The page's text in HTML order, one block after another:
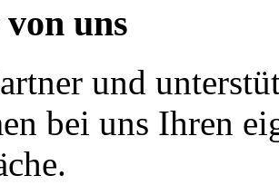
uns
und
bei uns Ihren